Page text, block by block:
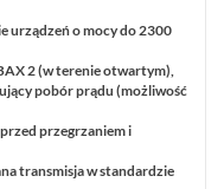
urządzeń o mocy do 2300
2 (w terenie otwartym),
pobór prądu (możliwość
przegrzaniem i
transmisja w standardzie